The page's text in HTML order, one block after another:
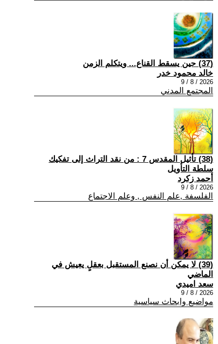
(37) حين يسقط القناع... ويتكلم الزمن
خالد محمود خدر
2026 / 8 / 9
المجتمع المدني
(38) تأثيل المقدس 7 : من نقد التراث إلى تفكيك
سلطة التأويل
أحمد زكرد
2026 / 8 / 9
الفلسفة ,علم النفس , وعلم الاجتماع
(39) لا يمكن أن نصنع المستقبل بعقلٍ يعيش في
الماضي
سعد اميدي
2026 / 8 / 9
مواضيع وابحاث سياسية